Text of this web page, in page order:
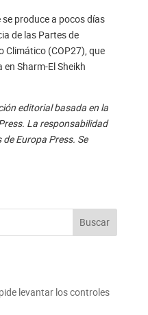
produce a pocos días
de las Partes de
Climático (COP27), que
Sharm-El Sheikh
editorial basada en la
La responsabilidad
Europa Press. Se
Buscar
levantar los controles